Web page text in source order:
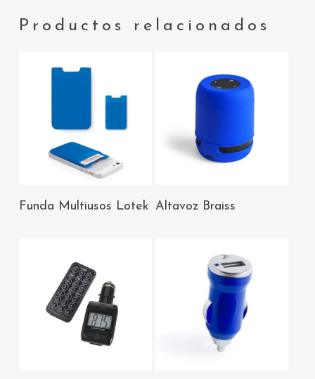
Productos relacionados
AÑADIR AL
Funda Multiusos Lotek
AÑADIR AL
Altavoz Braiss